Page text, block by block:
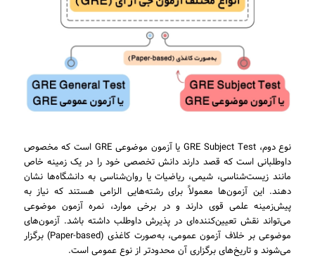
نوع دوم، GRE Subject Test یا آزمون موضوعی GRE است که مخصوص
داوطلبانی است که قصد دارند دانش تخصصی خود را در یک زمینه خاص
مانند زیست‌شناسی، شیمی، ریاضیات یا روان‌شناسی به دانشگاه‌ها نشان
دهند. این آزمون‌ها معمولاً برای رشته‌هایی الزامی هستند که نیاز به
پیش‌زمینه علمی قوی دارند و در برخی موارد، نمره آزمون موضوعی
می‌تواند نقش تعیین‌کننده‌ای در پذیرش داوطلب داشته باشد. آزمون‌های
موضوعی بر خلاف آزمون عمومی، به‌صورت کاغذی (Paper-based) برگزار
می‌شوند و تاریخ‌های برگزاری آن محدودتر از نوع عمومی است.